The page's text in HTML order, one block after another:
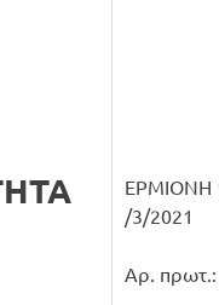
ΕΡΜΙΟΝΗ
/3/2021
Αρ. πρωτ.: